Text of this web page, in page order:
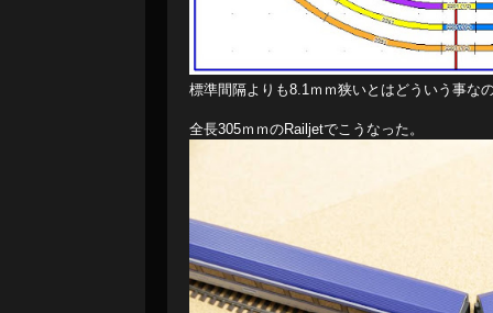
標準間隔よりも8.1ｍｍ狭いとはどういう事な
全長305ｍｍのRailjetでこうなった。